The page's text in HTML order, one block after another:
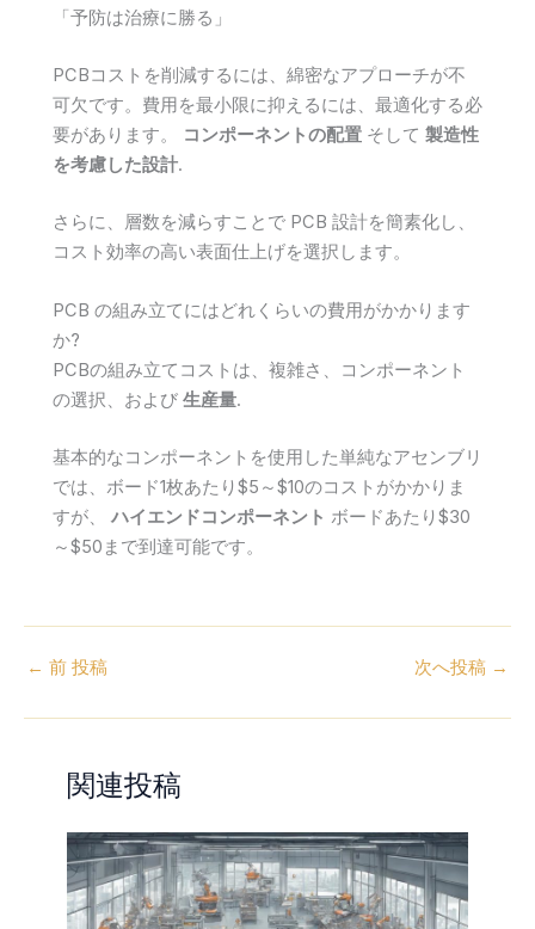
「予防は治療に勝る」
PCBコストを削減するには、綿密なアプローチが不
可欠です。費用を最小限に抑えるには、最適化する必
要があります。
コンポーネントの配置 そして 製造性
を考慮した設計.
さらに、層数を減らすことで PCB 設計を簡素化し、
コスト効率の高い表面仕上げを選択します。
PCB の組み立てにはどれくらいの費用がかかります
か?
PCBの組み立てコストは、複雑さ、コンポーネント
の選択、および 生産量.
基本的なコンポーネントを使用した単純なアセンブリ
では、ボード1枚あたり$5～$10のコストがかかりま
すが、 ハイエンドコンポーネント ボードあたり$30
～$50まで到達可能です。
← 前 投稿 次へ投稿 →
関連投稿